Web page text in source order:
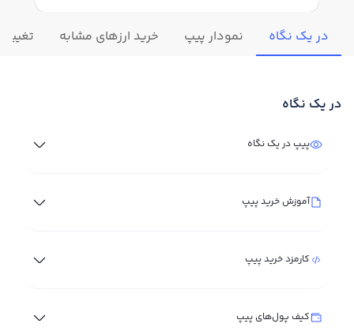
در یک نگاه نمودار پیپ خرید ارزهای مشابه
در یک نگاه
پیپ در یک نگاه
آموزش خرید پیپ
کارمزد خرید پیپ
کیف پول‌های پیپ